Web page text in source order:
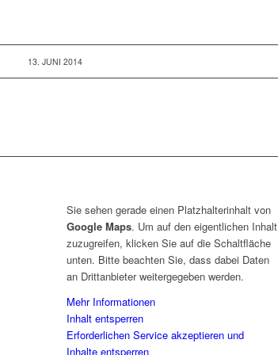
13. JUNI 2014
Sie sehen gerade einen Platzhalterinhalt von
Google Maps. Um auf den eigentlichen Inhalt
zuzugreifen, klicken Sie auf die Schaltfläche
unten. Bitte beachten Sie, dass dabei Daten
an Drittanbieter weitergegeben werden.
Mehr Informationen
Inhalt entsperren
Erforderlichen Service akzeptieren und
Inhalte entsperren